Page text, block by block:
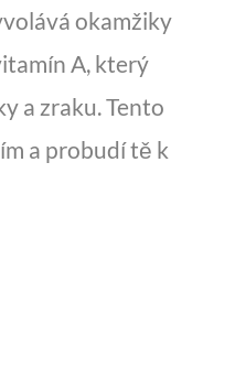
okamžiky
A, který
a zraku. Tento
a probudí tě k